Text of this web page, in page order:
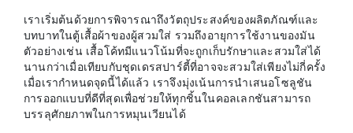
เราเริ่มต้นด้วยการพิจารณาถึงวัตถุประสงค์ของผลิตภัณฑ์และ
บทบาทในตู้เสื้อผ้าของผู้สวมใส่ รวมถึงอายุการใช้งานของมัน
ตัวอย่างเช่น เสื้อโค้ทมีแนวโน้มที่จะถูกเก็บรักษาและสวมใส่ได้
นานกว่าเมื่อเทียบกับชุดเดรสปาร์ตี้ที่อาจจะสวมใส่เพียงไม่กี่ครั้ง
เมื่อเรากำหนดจุดนี้ได้แล้ว เราจึงมุ่งเน้นการนำเสนอโซลูชัน
การออกแบบที่ดีที่สุดเพื่อช่วยให้ทุกชิ้นในคอลเลกชันสามารถ
บรรลุศักยภาพในการหมุนเวียนได้